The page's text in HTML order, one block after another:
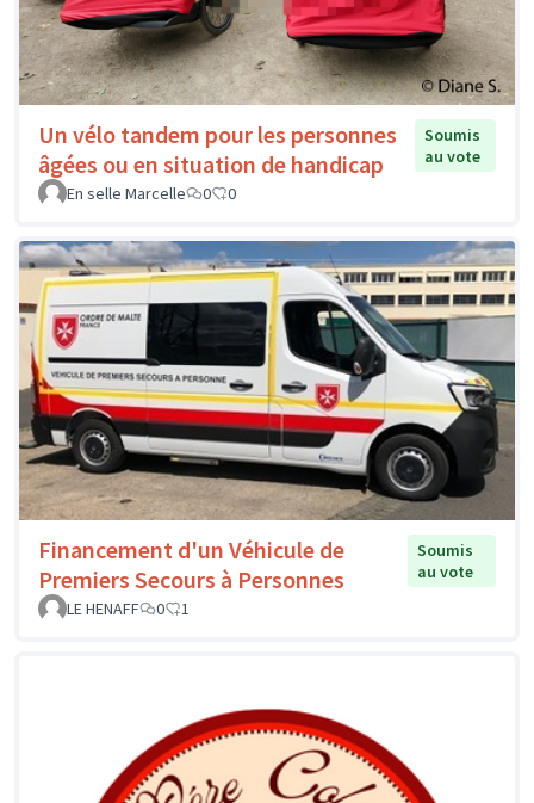
Un vélo tandem pour les personnes
âgées ou en situation de handicap
Soumis
au vote
En selle Marcelle
0 0
Financement d'un Véhicule de
Premiers Secours à Personnes
Soumis
au vote
LE HENAFF
0 1